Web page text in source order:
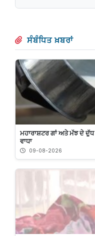
ਸੰਬੰਧਿਤ ਖ਼ਬਰਾਂ
ਮਹਾਰਾਸ਼ਟਰ ਗਾਂ ਅਤੇ ਮੱਝ ਦੇ ਦੁੱਧ
ਵਾਧਾ
09-08-2026